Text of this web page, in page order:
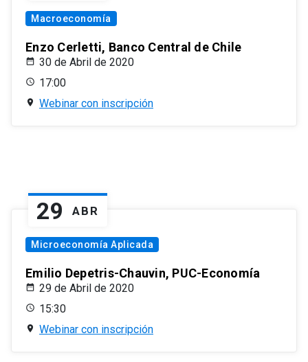
Macroeconomía
Enzo Cerletti, Banco Central de Chile
30 de Abril de 2020
17:00
Webinar con inscripción
29 ABR
Microeconomía Aplicada
Emilio Depetris-Chauvin, PUC-Economía
29 de Abril de 2020
15:30
Webinar con inscripción